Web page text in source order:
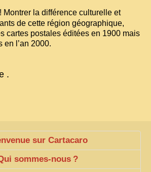
RELIGION...
! Montrer la différence culturelle et
de cette région géographique,
cartes postales éditées en 1900 mais
en l’an 2000.
.
sur Cartacaro
sommes-nous ?